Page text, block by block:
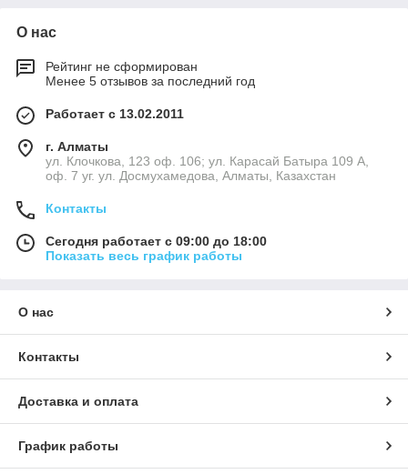
О нас
Рейтинг не сформирован
Менее 5 отзывов за последний год
Работает с 13.02.2011
г. Алматы
ул. Клочкова, 123 оф. 106; ул. Карасай Батыра 109 А,
оф. 7 уг. ул. Досмухамедова, Алматы, Казахстан
Контакты
Сегодня работает с 09:00 до 18:00
Показать весь график работы
О нас
Контакты
Доставка и оплата
График работы